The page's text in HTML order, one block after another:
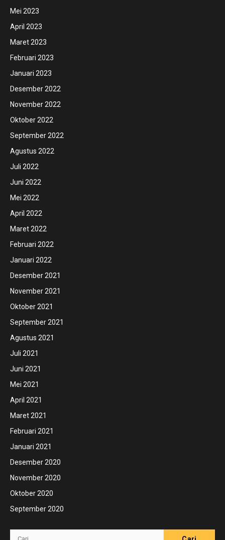
Mei 2023
April 2023
Maret 2023
Februari 2023
Januari 2023
Desember 2022
November 2022
Oktober 2022
September 2022
Agustus 2022
Juli 2022
Juni 2022
Mei 2022
April 2022
Maret 2022
Februari 2022
Januari 2022
Desember 2021
November 2021
Oktober 2021
September 2021
Agustus 2021
Juli 2021
Juni 2021
Mei 2021
April 2021
Maret 2021
Februari 2021
Januari 2021
Desember 2020
November 2020
Oktober 2020
September 2020
Cari